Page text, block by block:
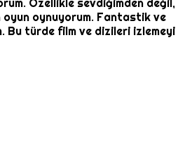
Özellikle sevdiğimden değil,
oyun oynuyorum. Fantastik ve
Bu türde film ve dizileri izlemeyi